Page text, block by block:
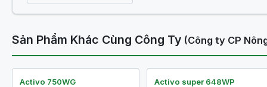
Sản Phẩm Khác Cùng Công Ty (Công ty CP
Activo 750WG Activo super 648WP